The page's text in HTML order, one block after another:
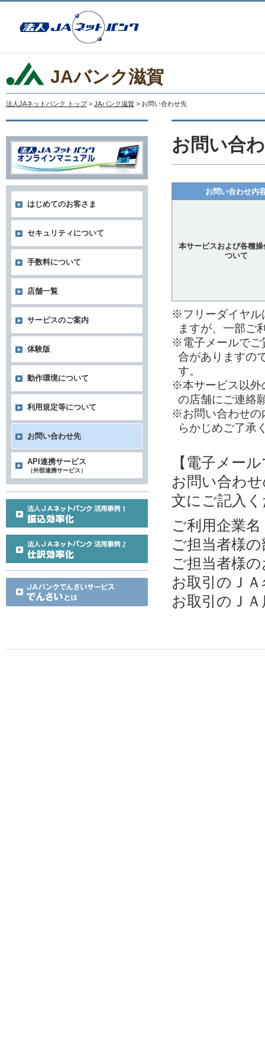
JAバンク滋賀
法人JAネットバンク トップ > JAバンク滋賀 > お問い合わせ先
お問い合
お問い合わせ内
本サービスおよび各種操
ついて
※フリーダイヤル
ますが、一部ご
※電子メールでご
合がありますの
す。
※本サービス以外
の店舗にご連絡
※お問い合わせの
らかじめご了承
【電子メー
お問い合わ
文にご記入
ご利用企業名
ご担当者様
ご担当者様
お取引のＪＡ
お取引のＪ
はじめてのお客さま
セキュリティについて
手数料について
店舗一覧
サービスのご案内
体験版
動作環境について
利用規定等について
お問い合わせ先
API連携サービス
（外部連携サービス）